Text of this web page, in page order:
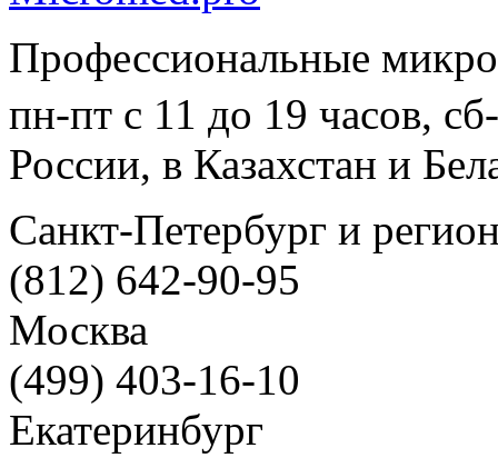
Профессиональные
пн-пт с 11 до 19 часов,
России, в Казахстан и
Санкт-Петербург и
(812) 642-90-95
Москва
(499) 403-16-10
Екатеринбург